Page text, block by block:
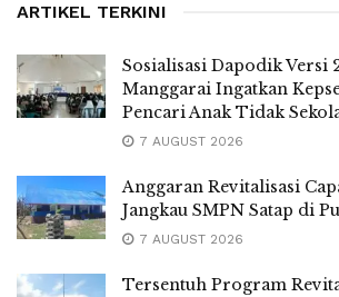
ARTIKEL TERKINI
Sosialisasi Dapodik Versi
Manggarai Ingatkan
Pencari Anak Tidak
7 AUGUST 2026
Anggaran Revitalisasi
Jangkau SMPN Satap di
7 AUGUST 2026
Tersentuh Program